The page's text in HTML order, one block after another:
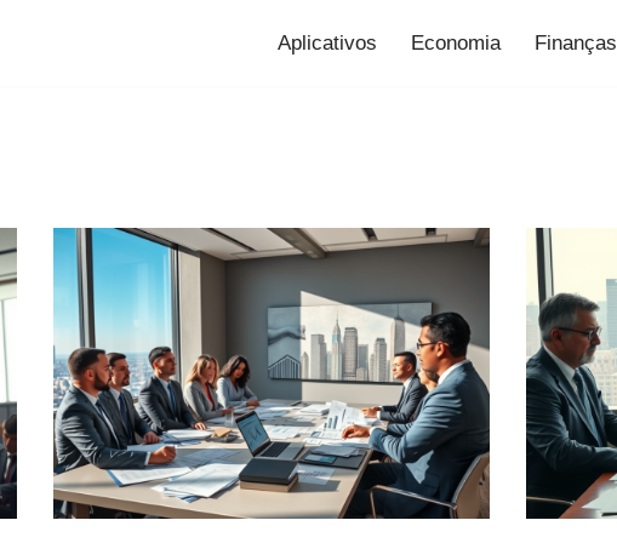
Aplicativos Economia Finanças